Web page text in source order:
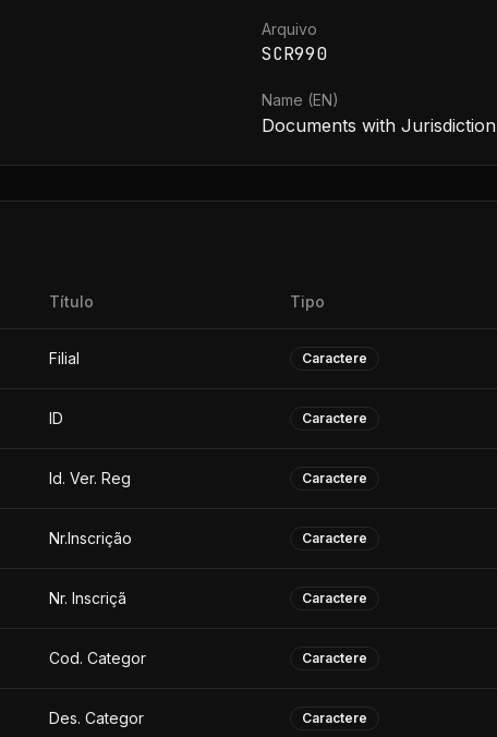
Arquivo
SCR990
Name (EN)
Documents with Jurisdiction
Título Tipo
Filial Caractere
ID Caractere
Id. Ver. Reg Caractere
Nr.Inscrição Caractere
Nr. Inscriçã Caractere
Cod. Categor Caractere
Des. Categor Caractere